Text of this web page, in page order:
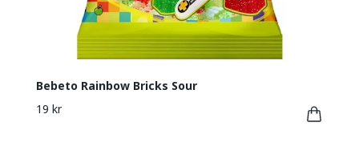
Bebeto Rainbow Bricks Sour
19 kr